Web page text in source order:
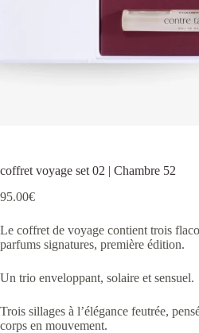
coffret voyage set 02 | Chambre 52
95.00€
Le coffret de voyage contient trois
parfums signatures, première édition.
Un trio enveloppant, solaire et sensuel.
Trois sillages à l’élégance feutrée,
corps en mouvement.